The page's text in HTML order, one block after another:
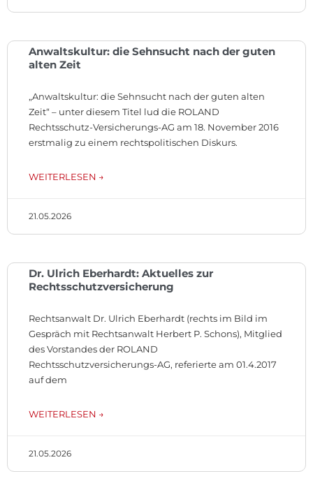
Anwaltskultur: die Sehnsucht nach der guten
alten Zeit
„Anwaltskultur: die Sehnsucht nach der guten alten
Zeit“ – unter diesem Titel lud die ROLAND
Rechtsschutz-Versicherungs-AG am 18. November 2016
erstmalig zu einem rechtspolitischen Diskurs.
WEITERLESEN →
21.05.2026
Dr. Ulrich Eberhardt: Aktuelles zur
Rechtsschutzversicherung
Rechtsanwalt Dr. Ulrich Eberhardt (rechts im Bild im
Gespräch mit Rechtsanwalt Herbert P. Schons), Mitglied
des Vorstandes der ROLAND
Rechtsschutzversicherungs-AG, referierte am 01.4.2017
auf dem
WEITERLESEN →
21.05.2026